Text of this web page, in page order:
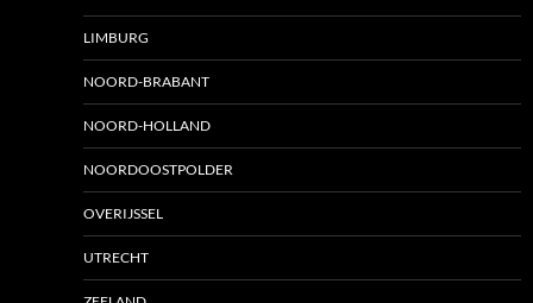
LIMBURG
NOORD-BRABANT
NOORD-HOLLAND
NOORDOOSTPOLDER
OVERIJSSEL
UTRECHT